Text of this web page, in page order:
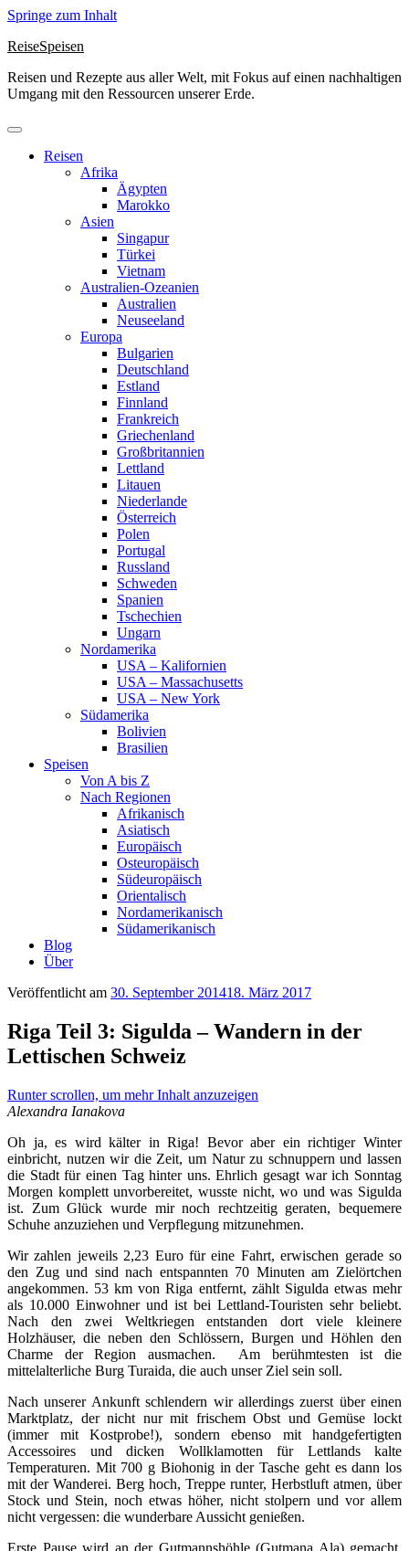
Springe zum Inhalt
ReiseSpeisen
Reisen und Rezepte aus aller Welt, mit Fokus auf einen nachhaltigen
Umgang mit den Ressourcen unserer Erde.
Reisen
Afrika
Ägypten
Marokko
Asien
Singapur
Türkei
Vietnam
Australien-Ozeanien
Australien
Neuseeland
Europa
Bulgarien
Deutschland
Estland
Finnland
Frankreich
Griechenland
Großbritannien
Lettland
Litauen
Niederlande
Österreich
Polen
Portugal
Russland
Schweden
Spanien
Tschechien
Ungarn
Nordamerika
USA – Kalifornien
USA – Massachusetts
USA – New York
Südamerika
Bolivien
Brasilien
Speisen
Von A bis Z
Nach Regionen
Afrikanisch
Asiatisch
Europäisch
Osteuropäisch
Südeuropäisch
Orientalisch
Nordamerikanisch
Südamerikanisch
Blog
Über
Veröffentlicht am 30. September 201418. März 2017
Riga Teil 3: Sigulda – Wandern in der
Lettischen Schweiz
Runter scrollen, um mehr Inhalt anzuzeigen
Alexandra Ianakova
Oh ja, es wird kälter in Riga! Bevor aber ein richtiger Winter
einbricht, nutzen wir die Zeit, um Natur zu schnuppern und lassen
die Stadt für einen Tag hinter uns. Ehrlich gesagt war ich Sonntag
Morgen komplett unvorbereitet, wusste nicht, wo und was Sigulda
ist. Zum Glück wurde mir noch rechtzeitig geraten, bequemere
Schuhe anzuziehen und Verpflegung mitzunehmen.
Wir zahlen jeweils 2,23 Euro für eine Fahrt, erwischen gerade so
den Zug und sind nach entspannten 70 Minuten am Zielörtchen
angekommen. 53 km von Riga entfernt, zählt Sigulda etwas mehr
als 10.000 Einwohner und ist bei Lettland-Touristen sehr beliebt.
Nach den zwei Weltkriegen entstanden dort viele kleinere
Holzhäuser, die neben den Schlössern, Burgen und Höhlen den
Charme der Region ausmachen. Am berühmtesten ist die
mittelalterliche Burg Turaida, die auch unser Ziel sein soll.
Nach unserer Ankunft schlendern wir allerdings zuerst über einen
Marktplatz, der nicht nur mit frischem Obst und Gemüse lockt
(immer mit Kostprobe!), sondern ebenso mit handgefertigten
Accessoires und dicken Wollklamotten für Lettlands kalte
Temperaturen. Mit 700 g Biohonig in der Tasche geht es dann los
mit der Wanderei. Berg hoch, Treppe runter, Herbstluft atmen, über
Stock und Stein, noch etwas höher, nicht stolpern und vor allem
nicht vergessen: die wunderbare Aussicht genießen.
Erste Pause wird an der Gutmannshöhle (Gutmana Ala) gemacht.